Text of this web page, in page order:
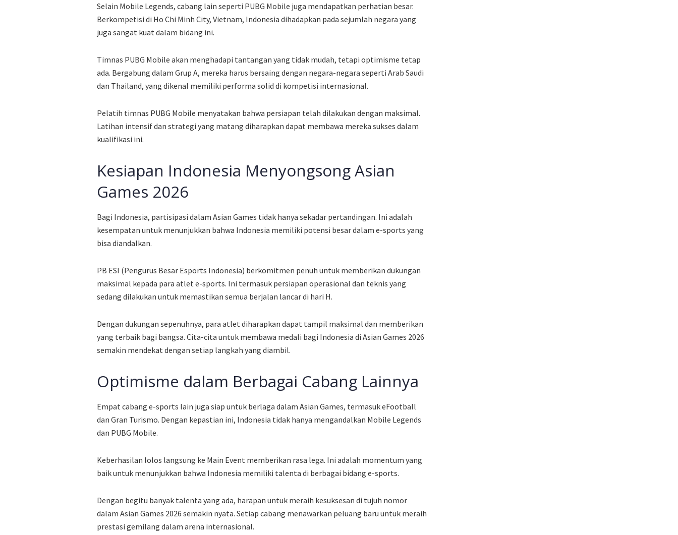
Selain Mobile Legends, cabang lain seperti PUBG Mobile juga mendapatkan perhatian besar.
Berkompetisi di Ho Chi Minh City, Vietnam, Indonesia dihadapkan pada sejumlah negara yang
juga sangat kuat dalam bidang ini.
Timnas PUBG Mobile akan menghadapi tantangan yang tidak mudah, tetapi optimisme tetap
ada. Bergabung dalam Grup A, mereka harus bersaing dengan negara-negara seperti Arab Saudi
dan Thailand, yang dikenal memiliki performa solid di kompetisi internasional.
Pelatih timnas PUBG Mobile menyatakan bahwa persiapan telah dilakukan dengan maksimal.
Latihan intensif dan strategi yang matang diharapkan dapat membawa mereka sukses dalam
kualifikasi ini.
Kesiapan Indonesia Menyongsong Asian
Games 2026
Bagi Indonesia, partisipasi dalam Asian Games tidak hanya sekadar pertandingan. Ini adalah
kesempatan untuk menunjukkan bahwa Indonesia memiliki potensi besar dalam e-sports yang
bisa diandalkan.
PB ESI (Pengurus Besar Esports Indonesia) berkomitmen penuh untuk memberikan dukungan
maksimal kepada para atlet e-sports. Ini termasuk persiapan operasional dan teknis yang
sedang dilakukan untuk memastikan semua berjalan lancar di hari H.
Dengan dukungan sepenuhnya, para atlet diharapkan dapat tampil maksimal dan memberikan
yang terbaik bagi bangsa. Cita-cita untuk membawa medali bagi Indonesia di Asian Games 2026
semakin mendekat dengan setiap langkah yang diambil.
Optimisme dalam Berbagai Cabang Lainnya
Empat cabang e-sports lain juga siap untuk berlaga dalam Asian Games, termasuk eFootball
dan Gran Turismo. Dengan kepastian ini, Indonesia tidak hanya mengandalkan Mobile Legends
dan PUBG Mobile.
Keberhasilan lolos langsung ke Main Event memberikan rasa lega. Ini adalah momentum yang
baik untuk menunjukkan bahwa Indonesia memiliki talenta di berbagai bidang e-sports.
Dengan begitu banyak talenta yang ada, harapan untuk meraih kesuksesan di tujuh nomor
dalam Asian Games 2026 semakin nyata. Setiap cabang menawarkan peluang baru untuk meraih
prestasi gemilang dalam arena internasional.